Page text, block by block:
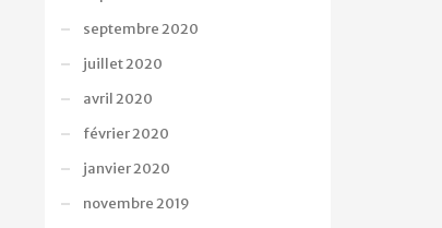
septembre 2020
juillet 2020
avril 2020
février 2020
janvier 2020
novembre 2019